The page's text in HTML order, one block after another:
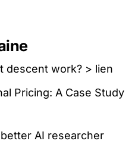
descent work? > lien
Pricing: A Case Study
AI researcher